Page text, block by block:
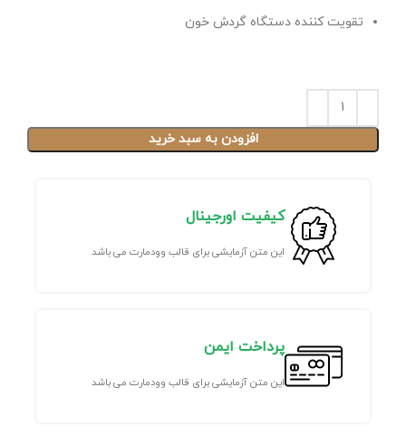
تقویت کننده دستگاه گردش خون
افزودن به سبد خرید
کیفیت اورجینال
این متن آزمایشی برای قالب وودمارت می باشد
پرداخت ایمن
این متن آزمایشی برای قالب وودمارت می باشد